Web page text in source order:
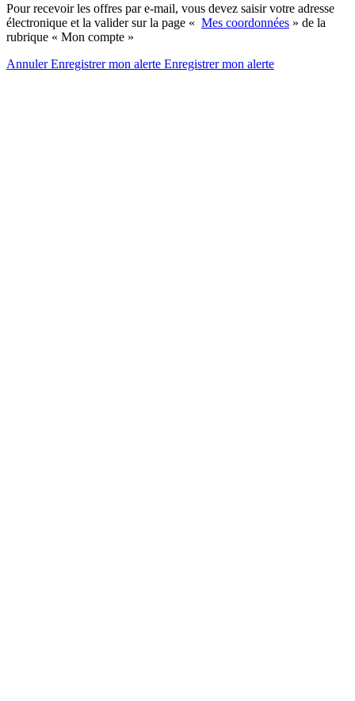
Pour recevoir les offres par e-mail, vous devez saisir votre adresse
électronique et la valider sur la page « Mes coordonnées » de la
rubrique « Mon compte »
AnnulerEnregistrer mon alerte Enregistrermon alerte